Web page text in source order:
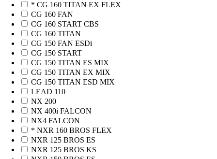
* CG 160 TITAN EX FLEX
CG 160 FAN
CG 160 START CBS
CG 160 TITAN
CG 150 FAN ESDi
CG 150 START
CG 150 TITAN ES MIX
CG 150 TITAN EX MIX
CG 150 TITAN ESD MIX
LEAD 110
NX 200
NX 400i FALCON
NX4 FALCON
* NXR 160 BROS FLEX
NXR 125 BROS ES
NXR 125 BROS KS